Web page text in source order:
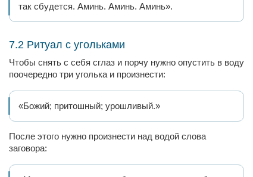
так сбудется. Аминь. Аминь. Аминь».
7.2 Ритуал с угольками
Чтобы снять с себя сглаз и порчу нужно опустить в воду
поочередно три уголька и произнести:
«Божий; притошный; урошливый.»
После этого нужно произнести над водой слова
заговора: